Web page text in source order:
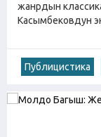
жанрдын
Касымбековдун
Публицистика